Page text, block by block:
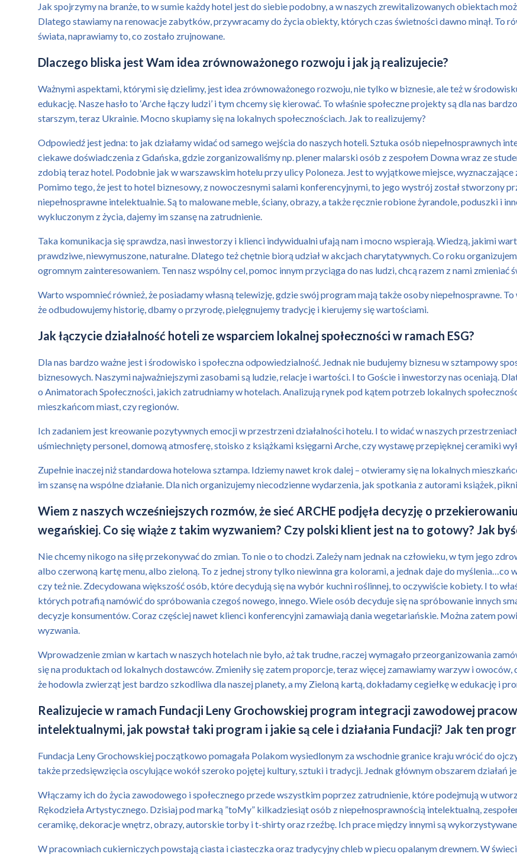
Jak spojrzymy na branże, to w sumie każdy hotel jest do siebie podobny, a w naszych zrewitalizowanych obiektach
Dlatego stawiamy na renowacje zabytków, przywracamy do życia obiekty, których czas świetności dawno minął. To
świata, naprawiamy to, co zostało zrujnowane.
Dlaczego bliska jest Wam idea zrównoważonego rozwoju i jak ją realizujecie?
Ważnymi aspektami, którymi się dzielimy, jest idea zrównoważonego rozwoju, nie tylko w biznesie, ale też w
edukację. Nasze hasło to ‘Arche łączy ludzi’ i tym chcemy się kierować. To właśnie społeczne projekty są dla nas
starszym, teraz Ukrainie. Mocno skupiamy się na lokalnych społecznościach. Jak to realizujemy?
Odpowiedź jest jedna: to jak działamy widać od samego wejścia do naszych hoteli. Sztuka osób niepełnosprawnych
ciekawe doświadczenia z Gdańska, gdzie zorganizowaliśmy np. plener malarski osób z zespołem Downa wraz ze
zdobią teraz hotel. Podobnie jak w warszawskim hotelu przy ulicy Poloneza. Jest to wyjątkowe miejsce,
Pomimo tego, że jest to hotel biznesowy, z nowoczesnymi salami konferencyjnymi, to jego wystrój został stworzony
niepełnosprawne intelektualnie. Są to malowane meble, ściany, obrazy, a także ręcznie robione żyrandole, poduszki i
wykluczonym z życia, dajemy im szansę na zatrudnienie.
Taka komunikacja się sprawdza, nasi inwestorzy i klienci indywidualni ufają nam i mocno wspierają. Wiedzą, jakimi
prawdziwe, niewymuszone, naturalne. Dlatego też chętnie biorą udział w akcjach charytatywnych. Co roku
ogromnym zainteresowaniem. Ten nasz wspólny cel, pomoc innym przyciąga do nas ludzi, chcą razem z nami
Warto wspomnieć również, że posiadamy własną telewizję, gdzie swój program mają także osoby niepełnosprawne.
że odbudowujemy historię, dbamy o przyrodę, pielęgnujemy tradycję i kierujemy się wartościami.
Jak łączycie działalność hoteli ze wsparciem lokalnej społeczności w ramach ESG?
Dla nas bardzo ważne jest i środowisko i społeczna odpowiedzialność. Jednak nie budujemy biznesu w sztampowy
biznesowych. Naszymi najważniejszymi zasobami są ludzie, relacje i wartości. I to Goście i inwestorzy nas oceniają.
o Animatorach Społeczności, jakich zatrudniamy w hotelach. Analizują rynek pod kątem potrzeb lokalnych
mieszkańcom miast, czy regionów.
Ich zadaniem jest kreowanie pozytywnych emocji w przestrzeni działalności hotelu. I to widać w naszych
uśmiechnięty personel, domową atmosferę, stoisko z książkami księgarni Arche, czy wystawę przepięknej ceramiki
Zupełnie inaczej niż standardowa hotelowa sztampa. Idziemy nawet krok dalej – otwieramy się na lokalnych
im szansę na wspólne działanie. Dla nich organizujemy niecodzienne wydarzenia, jak spotkania z autorami książek,
Wiem z naszych wcześniejszych rozmów, że sieć ARCHE podjęła decyzję o
wegańskiej. Co się wiąże z takim wyzwaniem? Czy polski klient jest na to gotowy? Jak
Nie chcemy nikogo na siłę przekonywać do zmian. To nie o to chodzi. Zależy nam jednak na człowieku, w tym jego
albo czerwoną kartę menu, albo zieloną. To z jednej strony tylko niewinna gra kolorami, a jednak daje do myślenia…co
czy też nie. Zdecydowana większość osób, które decydują się na wybór kuchni roślinnej, to oczywiście kobiety. I to
których potrafią namówić do spróbowania czegoś nowego, innego. Wiele osób decyduje się na spróbowanie innych
decyzje konsumentów. Coraz częściej nawet klienci konferencyjni zamawiają dania wegetariańskie. Można zatem
wyzwania.
Wprowadzenie zmian w kartach w naszych hotelach nie było, aż tak trudne, raczej wymagało przeorganizowania
się na produktach od lokalnych dostawców. Zmieniły się zatem proporcje, teraz więcej zamawiamy warzyw i
że hodowla zwierząt jest bardzo szkodliwa dla naszej planety, a my Zieloną kartą, dokładamy cegiełkę w edukację i
Realizujecie w ramach Fundacji Leny Grochowskiej program integracji zawodowej
intelektualnymi, jak powstał taki program i jakie są cele i działania Fundacji? Jak ten
Fundacja Leny Grochowskiej początkowo pomagała Polakom wysiedlonym za wschodnie granice kraju wrócić do
także przedsięwzięcia oscylujące wokół szeroko pojętej kultury, sztuki i tradycji. Jednak głównym obszarem działań
Włączamy ich do życia zawodowego i społecznego przede wszystkim poprzez zatrudnienie, które podejmują w
Rękodzieła Artystycznego. Dzisiaj pod marką ”toMy” kilkadziesiąt osób z niepełnosprawnością intelektualną,
ceramikę, dekoracje wnętrz, obrazy, autorskie torby i t-shirty oraz rzeźbę. Ich prace między innymi są
W pracowniach cukierniczych powstają ciasta i ciasteczka oraz tradycyjny chleb w piecu opalanym drewnem. W